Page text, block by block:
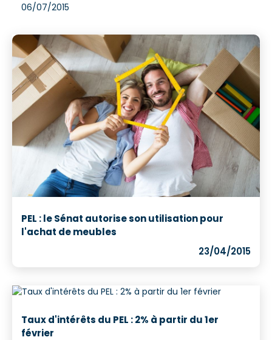
06/07/2015
PEL : le Sénat autorise son utilisation pour
l'achat de meubles
23/04/2015
Taux d'intérêts du PEL : 2% à partir du 1er
février